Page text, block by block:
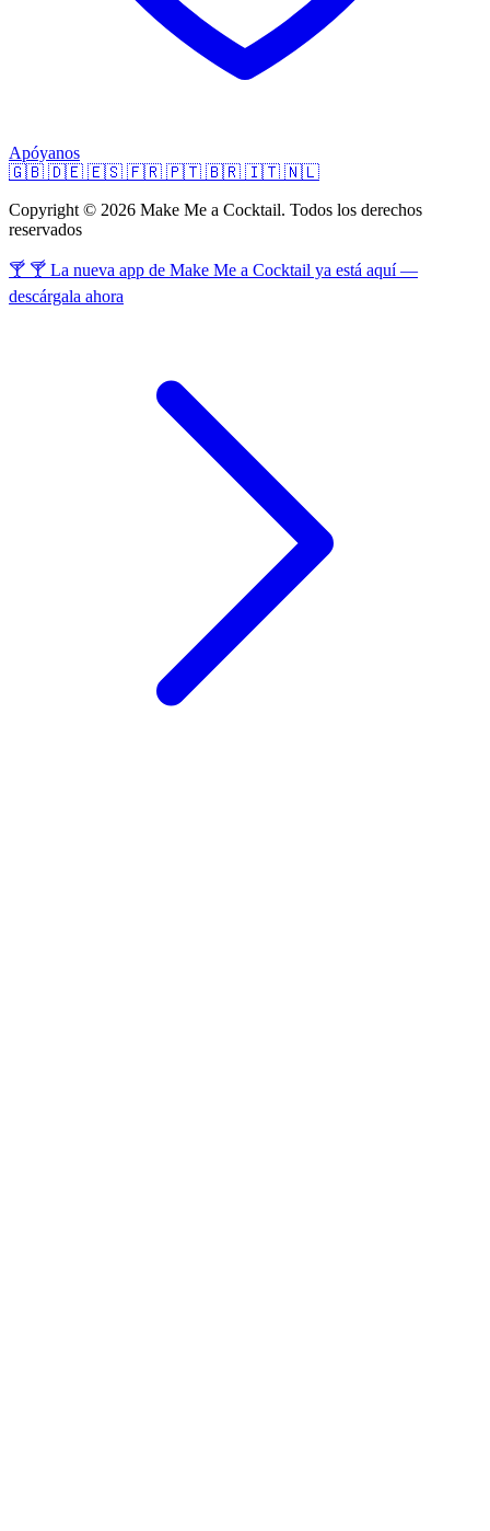
Apóyanos
🇬🇧 🇩🇪 🇪🇸 🇫🇷 🇵🇹 🇧🇷 🇮🇹 🇳🇱
Copyright © 2026 Make Me a Cocktail. Todos los derechos
reservados
🍸 🍸 La nueva app de Make Me a Cocktail ya está aquí —
descárgala ahora